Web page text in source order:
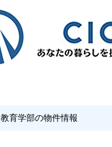
教育学部の物件情報